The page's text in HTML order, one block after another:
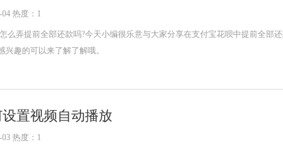
热度：1
弄提前全部还款吗?今天小编很乐意与大家分享在支付宝花呗中提前全部
趣的可以来了解了解哦。
置视频自动播放
热度：1